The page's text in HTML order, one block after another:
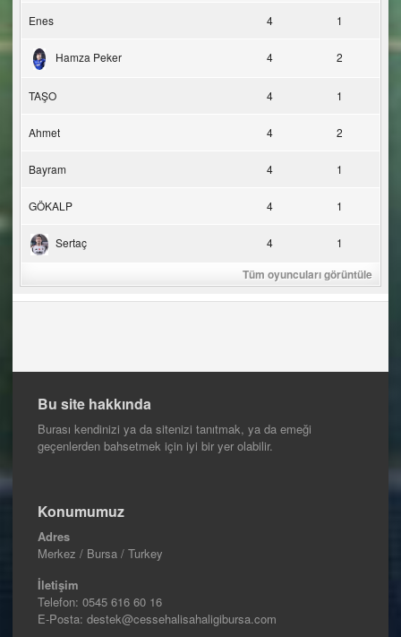
Enes 4 1
Hamza Peker 4 2
TAŞO 4 1
Ahmet 4 2
Bayram 4 1
GÖKALP 4 1
Sertaç 4 1
Tüm oyuncuları görüntüle
Bu site hakkında
Burası kendinizi ya da sitenizi tanıtmak, ya da emeği
geçenlerden bahsetmek için iyi bir yer olabilir.
Konumumuz
Adres
Merkez / Bursa / Turkey
İletişim
Telefon: 0545 616 60 16
E-Posta: destek@cessehalisahaligibursa.com